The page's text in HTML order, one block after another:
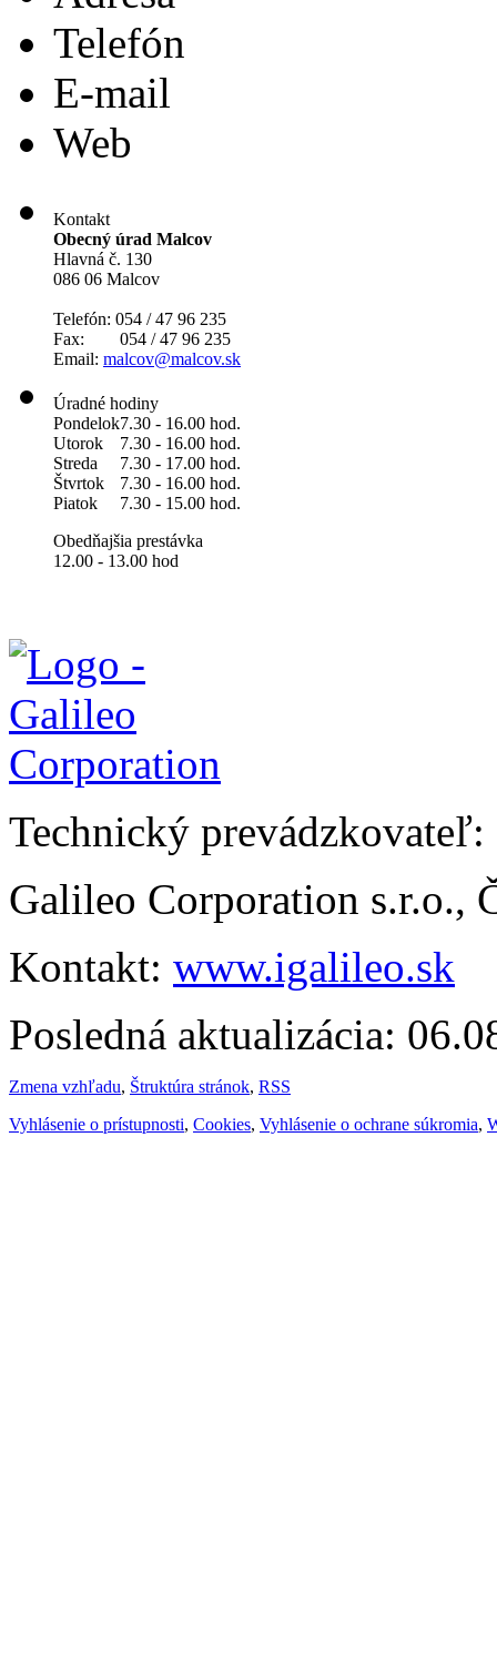
Telefón
E-mail
Web
Kontakt
Obecný úrad Malcov
Hlavná č. 130
086 06 Malcov
Telefón: 054 / 47 96 235
Fax: 054 / 47 96 235
Email: malcov@malcov.sk
Úradné hodiny
Pondelok7.30 - 16.00 hod.
Utorok
7.30 - 16.00 hod.
Streda
7.30 - 17.00 hod.
Štvrtok
7.30 - 16.00 hod.
Piatok
7.30 - 15.00 hod.
Obedňajšia prestávka
12.00 - 13.00 hod
Technický prevádzkovateľ:
Galileo Corporation s.r.o.,
Kontakt: www.igalileo.sk
Posledná aktualizácia:
Zmena vzhľadu, Štruktúra stránok, RSS
Vyhlásenie o prístupnosti, Cookies, Vyhlásenie o ochrane súkromia,